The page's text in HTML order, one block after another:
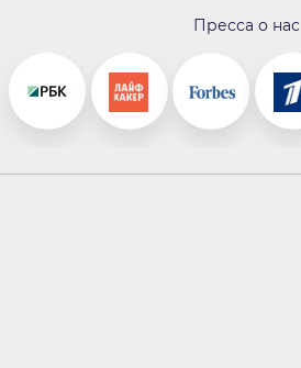
Пресса о нас